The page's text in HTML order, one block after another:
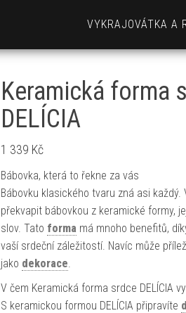
VYKRAJOVÁTKA A
Keramická forma
DELÍCIA
1 339 Kč
Bábovka, která to řekne za vás
Bábovku klasického tvaru zná asi každý.
překvapit bábovkou z keramické formy,
slov. Tato forma má mnoho benefitů,
vaší srdeční záležitostí. Navíc může
jako dekorace.
V čem Keramická forma srdce DELÍCIA
S keramickou formou DELÍCIA připravíte